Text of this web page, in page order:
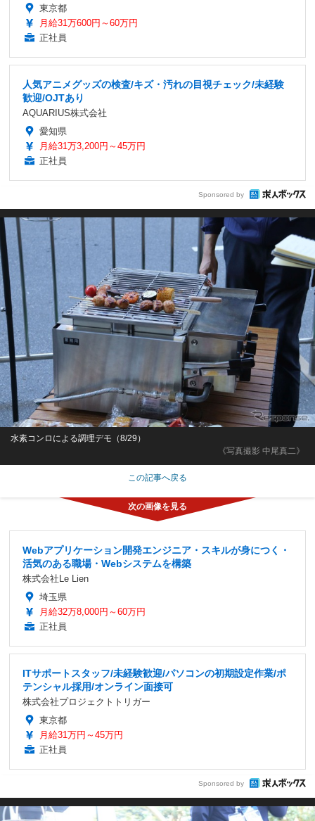
東京都
月給31万600円～60万円
正社員
人気アニメグッズの検査/キズ・汚れの目視チェック/未経験
歓迎/OJTあり
AQUARIUS株式会社
愛知県
月給31万3,200円～45万円
正社員
Sponsored by
《写真撮影 中尾真二》
水素コンロによる調理デモ（8/29）
この記事へ戻る
Webアプリケーション開発エンジニア・スキルが身につく・
活気のある職場・Webシステムを構築
株式会社Le Lien
埼玉県
月給32万8,000円～60万円
正社員
ITサポートスタッフ/未経験歓迎/パソコンの初期設定作業/ポ
テンシャル採用/オンライン面接可
株式会社プロジェクトトリガー
東京都
月給31万円～45万円
正社員
Sponsored by